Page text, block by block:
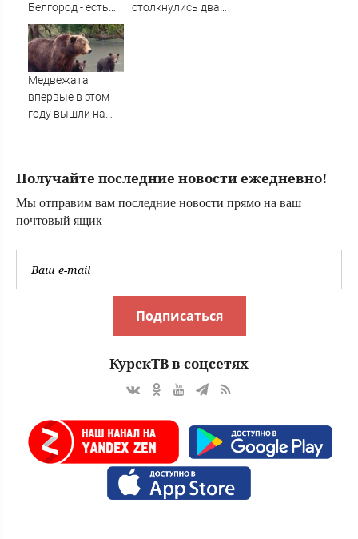
Белгород - есть
пострадавшие
столкнулись два
Медвежата
впервые в этом
году вышли на
Получайте последние новости ежедневно!
Мы отправим вам последние новости прямо на ваш
почтовый ящик
Подписаться
КурскТВ в соцсетях